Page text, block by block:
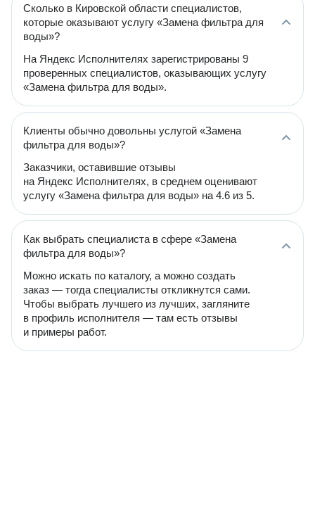
Сколько в Кировской области специалистов,
которые оказывают услугу «Замена фильтра для
воды»?
На Яндекс Исполнителях зарегистрированы 9
проверенных специалистов, оказывающих услугу
«Замена фильтра для воды».
Клиенты обычно довольны услугой «Замена
фильтра для воды»?
Заказчики, оставившие отзывы
на Яндекс Исполнителях, в среднем оценивают
услугу «Замена фильтра для воды» на 4.6 из 5.
Как выбрать специалиста в сфере «Замена
фильтра для воды»?
Можно искать по каталогу, а можно создать
заказ — тогда специалисты откликнутся сами.
Чтобы выбрать лучшего из лучших, загляните
в профиль исполнителя — там есть отзывы
и примеры работ.